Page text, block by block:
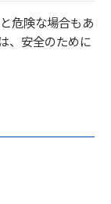
危険な場合もあ
、安全のために